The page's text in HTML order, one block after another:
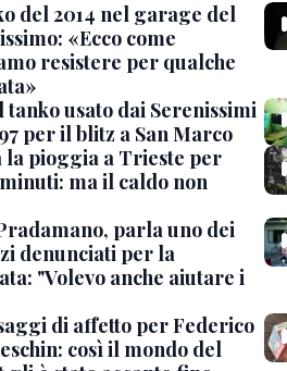
del 2014 nel garage del
«Ecco come
resistere per qualche
tanko usato dai Serenissimi
per il blitz a San Marco
la pioggia a Trieste per
ma il caldo non
parla uno dei
denunciati per la
"Volevo anche aiutare i
di affetto per Federico
così il mondo del